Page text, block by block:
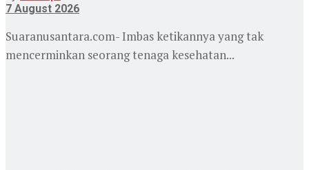
7 August 2026
Suaranusantara.com- Imbas ketikannya yang tak
mencerminkan seorang tenaga kesehatan...